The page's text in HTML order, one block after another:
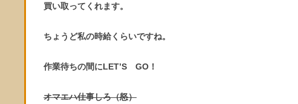
買い取ってくれます。
ちょうど私の時給くらいですね。
作業待ちの間にLET’S GO！
オマエハ仕事しろ（怒）